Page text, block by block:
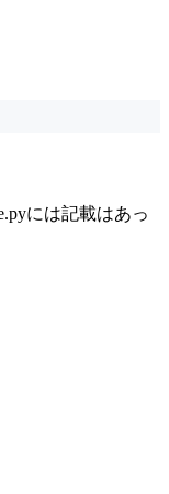
には記載はあっ